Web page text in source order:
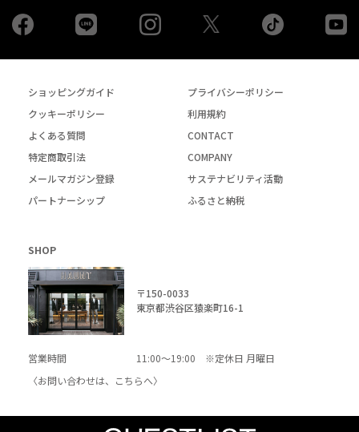
Facebook Instagram tiktok
ショッピングガイド
プライバシーポリシー
クッキーポリシー
利用規約
よくある質問
CONTACT
特定商取引法
COMPANY
メールマガジン登録
サステナビリティ活動
パートナーシップ
ふるさと納税
SHOP
〒150-0033
東京都渋谷区猿楽町16-1
営業時間
11:00～19:00 ※定休日 月曜日
〈お問い合わせは、
こちらへ〉